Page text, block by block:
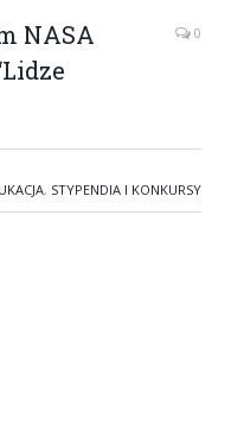
NASA
0
, STYPENDIA I KONKURSY